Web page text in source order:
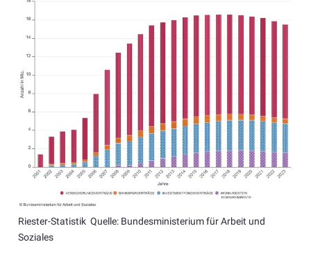
Riester-Statistik Quelle: Bundesministerium für Arbeit und
Soziales